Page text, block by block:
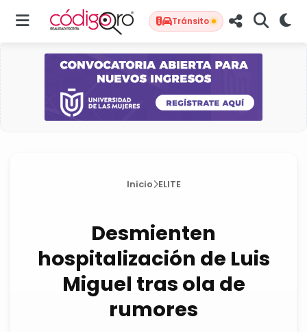
Tránsito
Inicio ELITE
Desmienten
hospitalización de Luis
Miguel tras ola de
rumores